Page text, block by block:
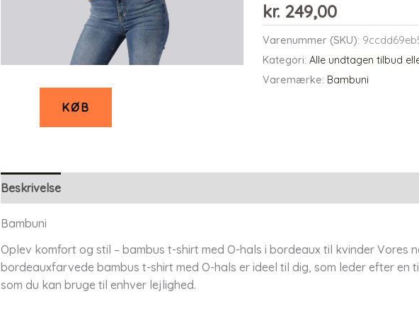
kr. 249,00
Varenummer (SKU):
Kategori:Alle undtagen tilbud
Varemærke: Bambuni
KØB
Beskrivelse
Bambuni
Oplev komfort og stil – bambus t-shirt med O-hals i bordeaux til kvinder Vores
bordeauxfarvede bambus t-shirt med O-hals er ideel til dig, som leder efter en
som du kan bruge til enhver lejlighed.